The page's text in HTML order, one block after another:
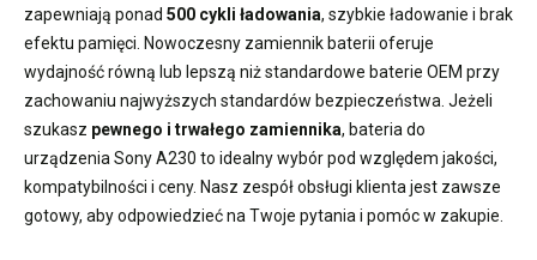
zapewniają ponad 500 cykli ładowania, szybkie ładowanie i brak
efektu pamięci. Nowoczesny zamiennik baterii oferuje
wydajność równą lub lepszą niż standardowe baterie OEM przy
zachowaniu najwyższych standardów bezpieczeństwa. Jeżeli
szukasz pewnego i trwałego zamiennika, bateria do
urządzenia Sony A230 to idealny wybór pod względem jakości,
kompatybilności i ceny. Nasz zespół obsługi klienta jest zawsze
gotowy, aby odpowiedzieć na Twoje pytania i pomóc w zakupie.